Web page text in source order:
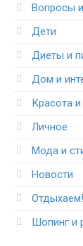
Вопросы
Дети
Диеты и
Дом и
Красота
Личное
Мода и
Новости
Отдыхаем!
Шопинг и